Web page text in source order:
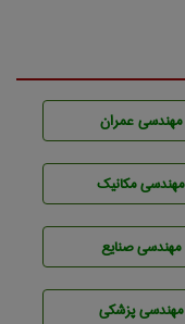
مهندسی عمران
مهندسی مکانیک
مهندسی صنايع
مهندسی پزشکی